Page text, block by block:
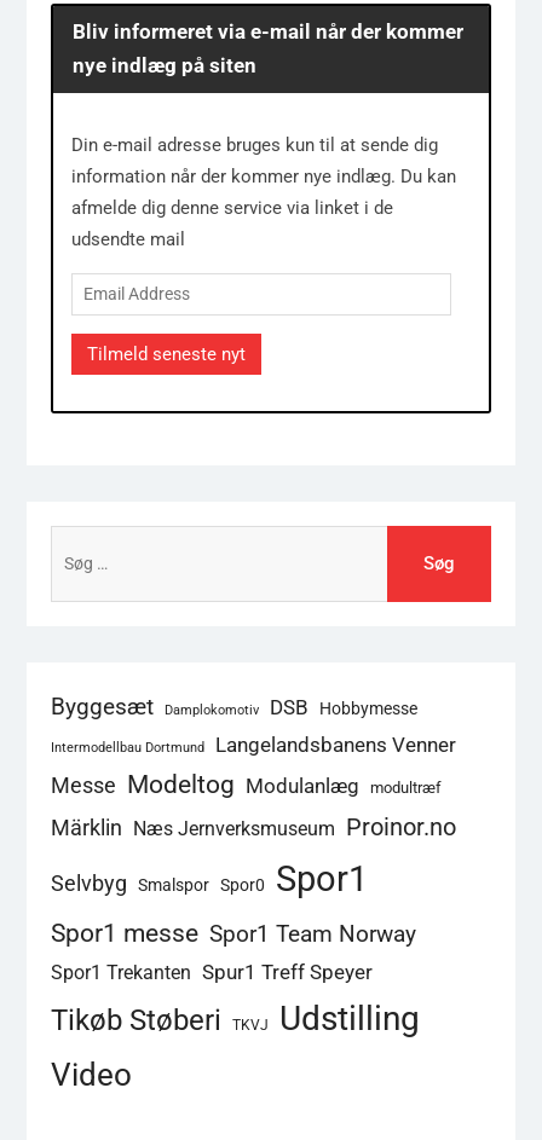
Bliv informeret via e-mail når der kommer
nye indlæg på siten
Din e-mail adresse bruges kun til at sende dig
information når der kommer nye indlæg. Du kan
afmelde dig denne service via linket i de
udsendte mail
Email
Address
Tilmeld seneste nyt
efter:
Byggesæt Damplokomotiv DSB Hobbymesse
Intermodellbau Dortmund
Langelandsbanens Venner
Messe Modeltog Modulanlæg modultræf
Märklin Næs Jernverksmuseum Proinor.no
Selvbyg Smalspor Spor0 Spor1
Spor1 messe Spor1 Team Norway
Spor1 Trekanten Spur1 Treff Speyer
Tikøb Støberi TKVJ Udstilling
Video